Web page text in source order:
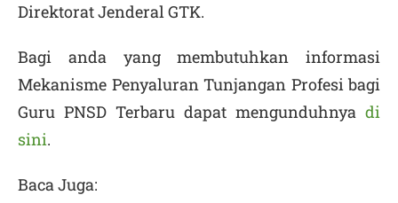
Direktorat Jenderal GTK.
Bagi anda yang membutuhkan informasi
Mekanisme Penyaluran Tunjangan Profesi bagi
Guru PNSD Terbaru dapat mengunduhnya di
sini.
Baca Juga: